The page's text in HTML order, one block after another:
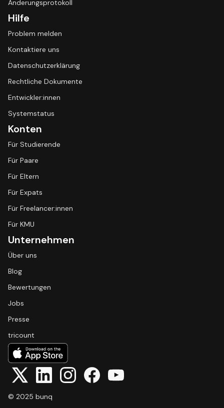
Änderungsprotokoll
Hilfe
Problem melden
Kontaktiere uns
Datenschutzerklärung
Rechtliche Dokumente
Entwickler:innen
Systemstatus
Konten
Für Studierende
Für Paare
Für Eltern
Für Expats
Für Freelancer:innen
Für KMU
Unternehmen
Über uns
Blog
Bewertungen
Jobs
Presse
tricount
© 2025 bunq